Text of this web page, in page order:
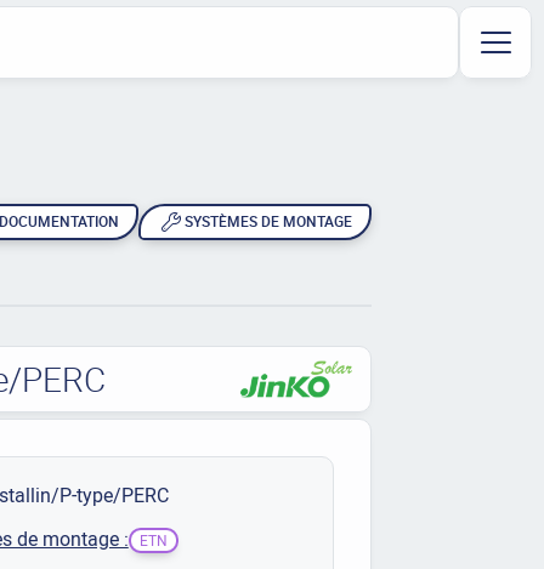
DOCUMENTATION SYSTÈMES DE MONTAGE
PERC
P-type/PERC
de montage :
ETN